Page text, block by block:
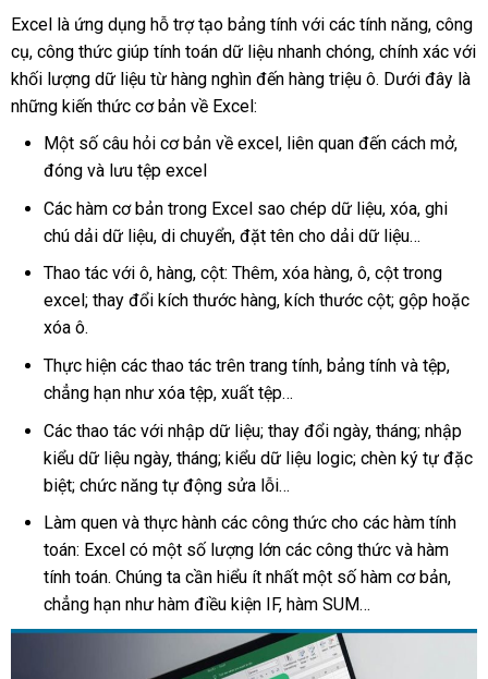
Excel là ứng dụng hỗ trợ tạo bảng tính với các tính năng, công
cụ, công thức giúp tính toán dữ liệu nhanh chóng, chính xác với
khối lượng dữ liệu từ hàng nghìn đến hàng triệu ô. Dưới đây là
những kiến ​​thức cơ bản về Excel:
Một số câu hỏi cơ bản về excel, liên quan đến cách mở,
đóng và lưu tệp excel
Các hàm cơ bản trong Excel sao chép dữ liệu, xóa, ghi
chú dải dữ liệu, di chuyển, đặt tên cho dải dữ liệu…
Thao tác với ô, hàng, cột: Thêm, xóa hàng, ô, cột trong
excel; thay đổi kích thước hàng, kích thước cột; gộp hoặc
xóa ô.
Thực hiện các thao tác trên trang tính, bảng tính và tệp,
chẳng hạn như xóa tệp, xuất tệp…
Các thao tác với nhập dữ liệu; thay đổi ngày, tháng; nhập
kiểu dữ liệu ngày, tháng; kiểu dữ liệu logic; chèn ký tự đặc
biệt; chức năng tự động sửa lỗi…
Làm quen và thực hành các công thức cho các hàm tính
toán: Excel có một số lượng lớn các công thức và hàm
tính toán. Chúng ta cần hiểu ít nhất một số hàm cơ bản,
chẳng hạn như hàm điều kiện IF, hàm SUM…